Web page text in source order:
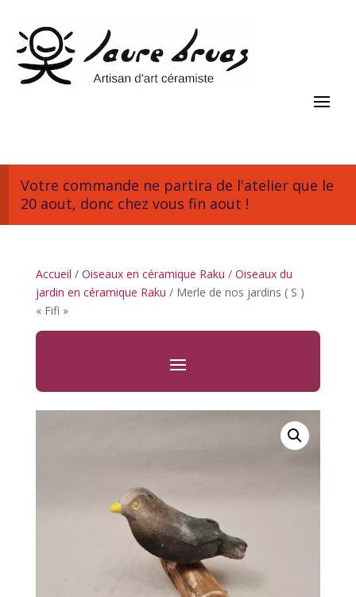
Votre commande ne partira de l'atelier que le
20 aout, donc chez vous fin aout !
Accueil / Oiseaux en céramique Raku / Oiseaux du
jardin en céramique Raku / Merle de nos jardins ( S )
« Fifi »